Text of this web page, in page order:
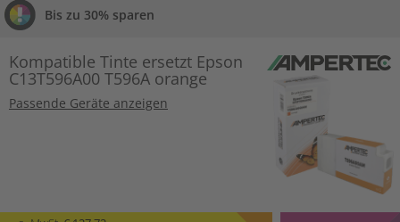
Bis zu 30% sparen
Kompatible Tinte ersetzt Epson
C13T596A00 T596A orange
Passende Geräte anzeigen